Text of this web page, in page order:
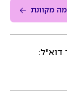
מקוונת
דוא"ל: